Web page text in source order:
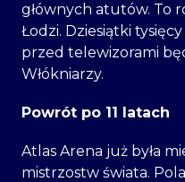
głównych atutów. To
Łodzi. Dziesiątki
przed telewizorami
Włókniarzy.
Powrót po 11 latach
Atlas Arena już była
mistrzostw świata.